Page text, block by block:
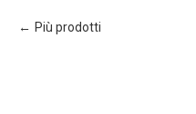
Più prodotti